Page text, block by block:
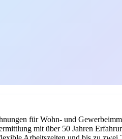
für Wohn- und
mit über 50 Jahren